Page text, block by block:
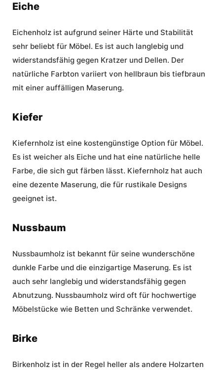
Eiche
Eichenholz ist aufgrund seiner Härte und Stabilität
sehr beliebt für Möbel. Es ist auch langlebig und
widerstandsfähig gegen Kratzer und Dellen. Der
natürliche Farbton variiert von hellbraun bis tiefbraun
mit einer auffälligen Maserung.
Kiefer
Kiefernholz ist eine kostengünstige Option für Möbel.
Es ist weicher als Eiche und hat eine natürliche helle
Farbe, die sich gut färben lässt. Kiefernholz hat auch
eine dezente Maserung, die für rustikale Designs
geeignet ist.
Nussbaum
Nussbaumholz ist bekannt für seine wunderschöne
dunkle Farbe und die einzigartige Maserung. Es ist
auch sehr langlebig und widerstandsfähig gegen
Abnutzung. Nussbaumholz wird oft für hochwertige
Möbelstücke wie Betten und Schränke verwendet.
Birke
Birkenholz ist in der Regel heller als andere Holzarten